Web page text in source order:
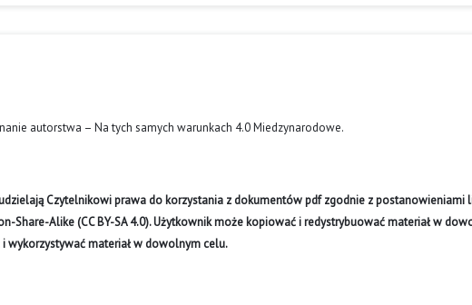
autorstwa – Na tych samych warunkach 4.0 Miedzynarodowe.
Czytelnikowi prawa do korzystania z dokumentów pdf zgodnie z postanowieniami
Share-Alike (CC BY-SA 4.0). Użytkownik może kopiować i redystrybuować materiał w
wykorzystywać materiał w dowolnym celu.